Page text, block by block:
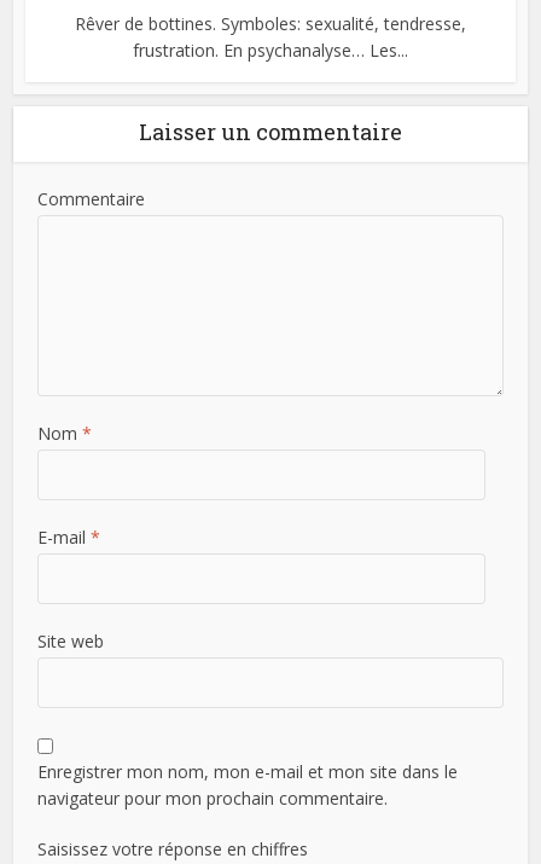
Rêver de bottines. Symboles: sexualité, tendresse,
frustration. En psychanalyse… Les...
Laisser un commentaire
Commentaire
Nom*
E-mail*
Site web
Enregistrer mon nom, mon e-mail et mon site dans le
navigateur pour mon prochain commentaire.
Saisissez votre réponse en chiffres